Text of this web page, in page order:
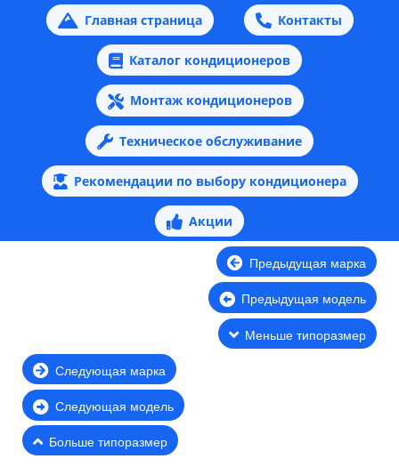
Главная страница Контакты
Каталог кондиционеров
Монтаж кондиционеров
Техническое обслуживание
Рекомендации по выбору кондиционера
Акции
Предыдущая марка
Предыдущая модель
Меньше типоразмер
Следующая марка
Следующая модель
Больше типоразмер